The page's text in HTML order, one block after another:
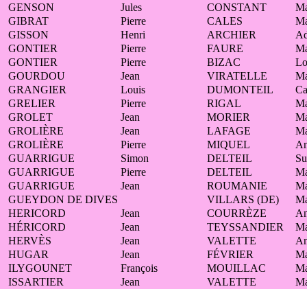
GENSON
Jules CONSTANT
GIBRAT
Pierre CALES
GISSON
Henri ARCHIER
GONTIER
Pierre FAURE
GONTIER
Pierre BIZAC
GOURDOU
Jean VIRATELLE
GRANGIER
Louis DUMONTEIL
GRELIER
Pierre RIGAL
GROLET
Jean MORIER
GROLIÈRE
Jean LAFAGE
GROLIÈRE
Pierre MIQUEL
GUARRIGUE
Simon DELTEIL
GUARRIGUE
Pierre DELTEIL
GUARRIGUE
Jean ROUMANIE
GUEYDON DE DIVES
VILLARS (DE)
HERICORD
Jean COURRÈZE
HÉRICORD
Jean TEYSSANDIER
HERVÈS
Jean VALETTE
HUGAR
Jean FÉVRIER
ILYGOUNET
François MOUILLAC
ISSARTIER
Jean VALETTE